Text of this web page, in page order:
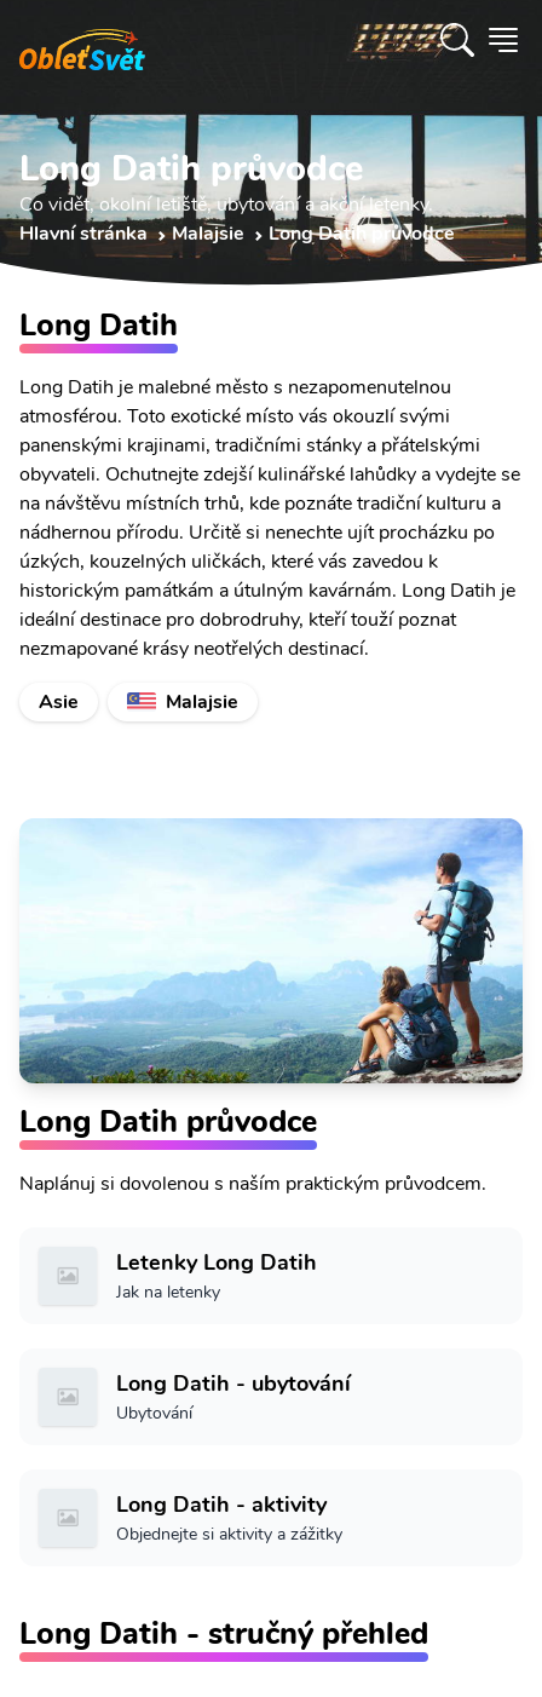
Long Datih průvodce
Co vidět, okolní letiště, ubytování a akční letenky.
Hlavní stránka
Malajsie Long Datih průvodce
Long Datih
Long Datih je malebné město s nezapomenutelnou
atmosférou. Toto exotické místo vás okouzlí svými
panenskými krajinami, tradičními stánky a přátelskými
obyvateli. Ochutnejte zdejší kulinářské lahůdky a vydejte se
na návštěvu místních trhů, kde poznáte tradiční kulturu a
nádhernou přírodu. Určitě si nenechte ujít procházku po
úzkých, kouzelných uličkách, které vás zavedou k
historickým památkám a útulným kavárnám. Long Datih je
ideální destinace pro dobrodruhy, kteří touží poznat
nezmapované krásy neotřelých destinací.
Asie
Malajsie
Long Datih průvodce
Naplánuj si dovolenou s naším praktickým průvodcem.
Letenky Long Datih
Jak na letenky
Long Datih - ubytování
Ubytování
Long Datih - aktivity
Objednejte si aktivity a zážitky
Long Datih - stručný přehled